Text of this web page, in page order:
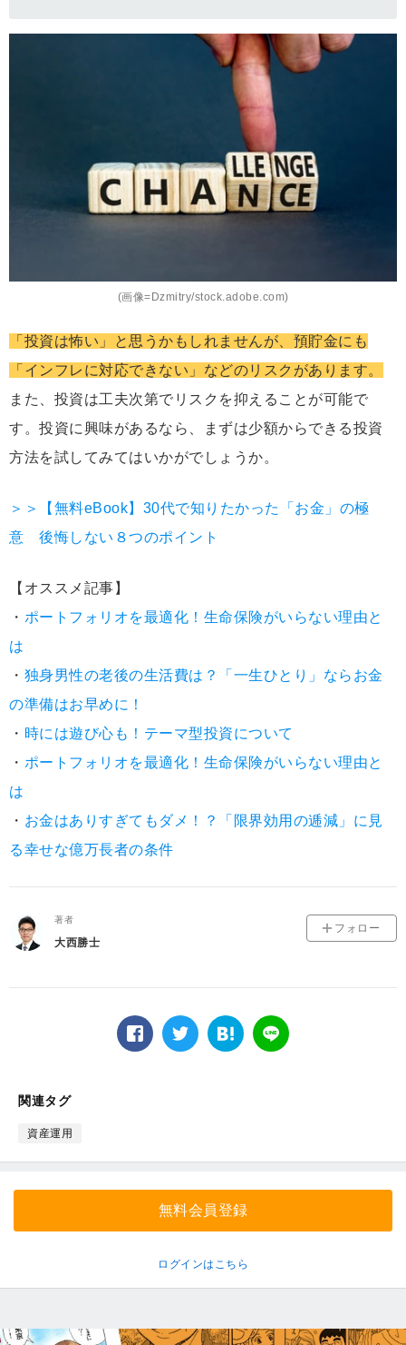
(画像=Dzmitry/stock.adobe.com)
「投資は怖い」と思うかもしれませんが、預貯金にも
「インフレに対応できない」などのリスクがあります。
また、投資は工夫次第でリスクを抑えることが可能で
す。投資に興味があるなら、まずは少額からできる投資
方法を試してみてはいかがでしょうか。
＞＞【無料eBook】30代で知りたかった「お金」の極
意 後悔しない８つのポイント
【オススメ記事】
・ ポートフォリオを最適化！生命保険がいらない理由と
は
・ 独身男性の老後の生活費は？「一生ひとり」ならお金
の準備はお早めに！
・ 時には遊び心も！テーマ型投資について
・ ポートフォリオを最適化！生命保険がいらない理由と
は
・ お金はありすぎてもダメ！？「限界効用の逓減」に見
る幸せな億万長者の条件
著者
大西勝士
フォロー
facebook
twitterは
ー
ク
LINE
関連タグ
資産運用
無料会員登録
ログインはこちら